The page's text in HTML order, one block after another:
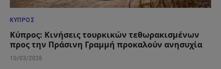
ΚΎΠΡΟΣ
Κύπρος: Κινήσεις τουρκικών τεθωρακισμένων
προς την Πράσινη Γραμμή προκαλούν ανησυχία
10/03/2026